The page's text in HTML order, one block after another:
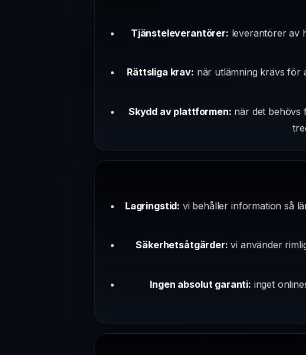
Tjänsteleverantörer: leverantörer av
Rättsliga krav: när utlämning krävs för
Skydd av plattformen: när det behövs
Lagringstid: vi behåller information så
Säkerhetsåtgärder: vi använder
Ingen absolut garanti: inget